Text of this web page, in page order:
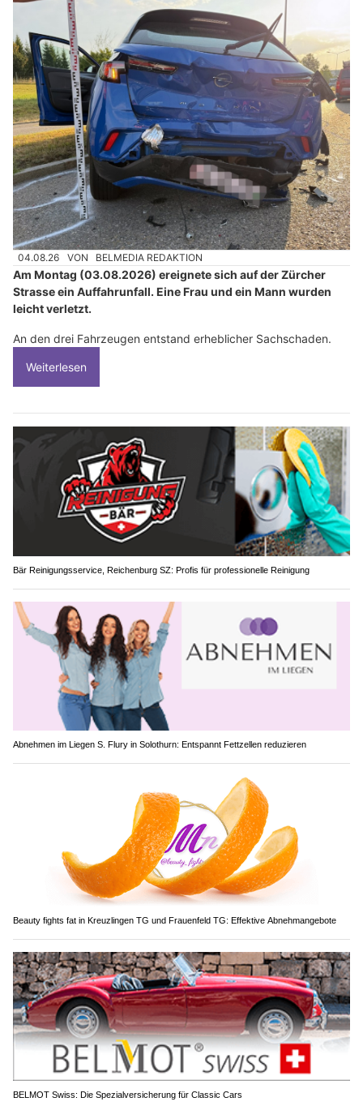
04.08.26 VON BELMEDIA REDAKTION
Am Montag (03.08.2026) ereignete sich auf der Zürcher
Strasse ein Auffahrunfall. Eine Frau und ein Mann wurden
leicht verletzt.
An den drei Fahrzeugen entstand erheblicher Sachschaden.
Weiterlesen
Bär Reinigungsservice, Reichenburg SZ: Profis für professionelle Reinigung
Abnehmen im Liegen S. Flury in Solothurn: Entspannt Fettzellen reduzieren
Beauty fights fat in Kreuzlingen TG und Frauenfeld TG: Effektive Abnehmangebote
BELMOT Swiss: Die Spezialversicherung für Classic Cars